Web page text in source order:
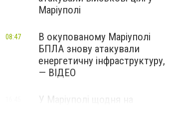
(ФОТО) (фото) - фото 1
Маріуполі
В окупованому Маріуполі
БПЛА знову атакували
енергетичну інфраструктуру,
— ВІДЕО
08:47
У Маріуполі щодня на